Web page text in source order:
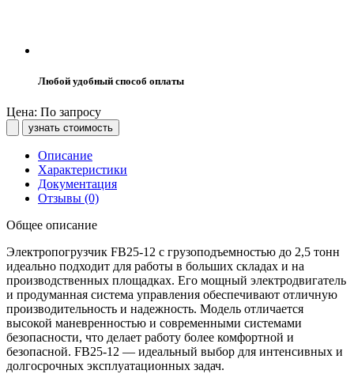
Любой удобный способ оплаты
Цена: По запросу
узнать стоимость
Описание
Характеристики
Документация
Отзывы (0)
Общее описание
Электропогрузчик FB25-12 с грузоподъемностью до 2,5 тонн
идеально подходит для работы в больших складах и на
производственных площадках. Его мощный электродвигатель
и продуманная система управления обеспечивают отличную
производительность и надежность. Модель отличается
высокой маневренностью и современными системами
безопасности, что делает работу более комфортной и
безопасной. FB25-12 — идеальный выбор для интенсивных и
долгосрочных эксплуатационных задач.